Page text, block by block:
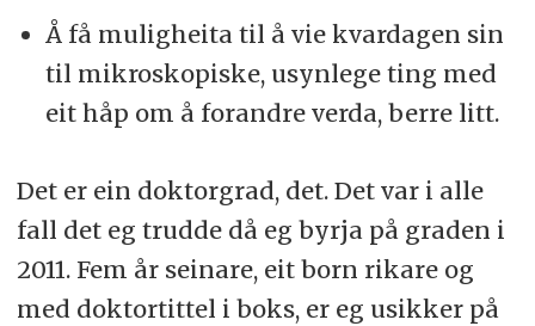
Å få muligheita til å vie kvardagen sin
til mikroskopiske, usynlege ting med
eit håp om å forandre verda, berre litt.
Det er ein doktorgrad, det. Det var i alle
fall det eg trudde då eg byrja på graden i
2011. Fem år seinare, eit born rikare og
med doktortittel i boks, er eg usikker på